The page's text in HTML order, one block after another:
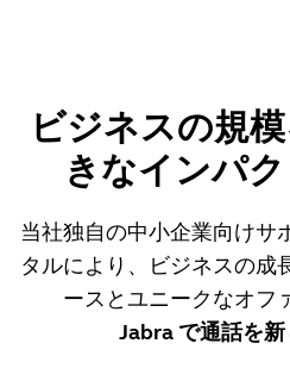
ビジネスの規
きなインパ
当社独自の中小企業向けサ
タルにより、ビジネスの成
ースとユニークなオフ
Jabra で通話を新